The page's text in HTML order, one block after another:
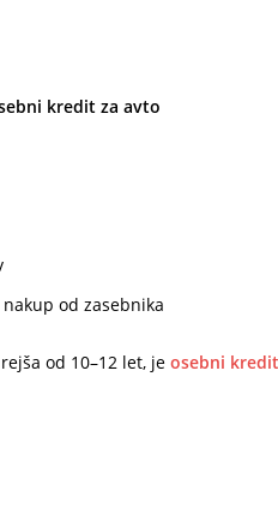
kredit za avto
od zasebnika
od 10–12 let, je osebni kredit